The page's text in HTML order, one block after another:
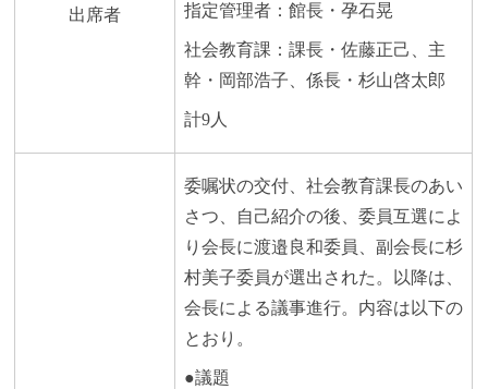
出席者 指定管理者：館長・孕石晃
社会教育課：課長・佐藤正己、主
幹・岡部浩子、係長・杉山啓太郎
計9人
委嘱状の交付、社会教育課長のあい
さつ、自己紹介の後、委員互選によ
り会長に渡邉良和委員、副会長に杉
村美子委員が選出された。以降は、
会長による議事進行。内容は以下の
とおり。
●議題